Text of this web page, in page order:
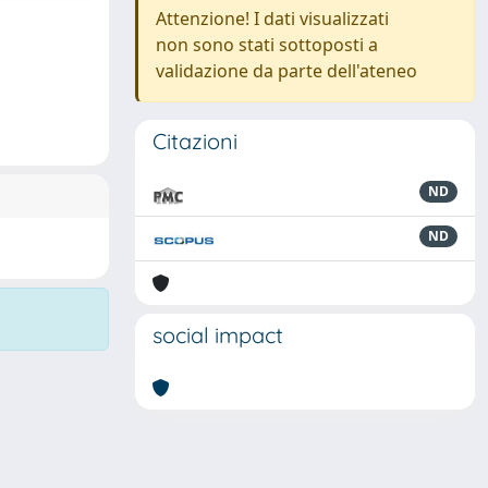
Attenzione! I dati visualizzati
non sono stati sottoposti a
validazione da parte dell'ateneo
Citazioni
ND
ND
social impact